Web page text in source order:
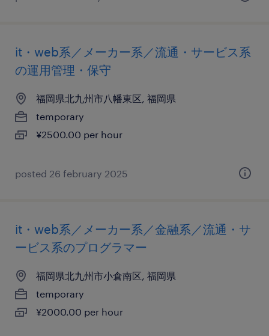
it・web系／メーカー系／流通・サービス系
の運用管理・保守
福岡県北九州市八幡東区, 福岡県
temporary
¥2500.00 per hour
posted 26 february 2025
it・web系／メーカー系／金融系／流通・サ
ービス系のプログラマー
福岡県北九州市小倉南区, 福岡県
temporary
¥2000.00 per hour